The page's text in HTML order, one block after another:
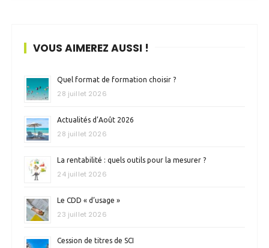
VOUS AIMEREZ AUSSI !
Quel format de formation choisir ?
28 juillet 2026
Actualités d’Août 2026
28 juillet 2026
La rentabilité : quels outils pour la mesurer ?
24 juillet 2026
Le CDD « d’usage »
23 juillet 2026
Cession de titres de SCI